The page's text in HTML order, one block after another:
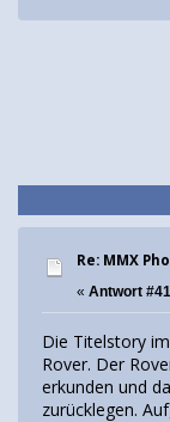
Re: MMX
« Antwort
Die Titelstory
Rover. Der
erkunden und
zurücklegen.